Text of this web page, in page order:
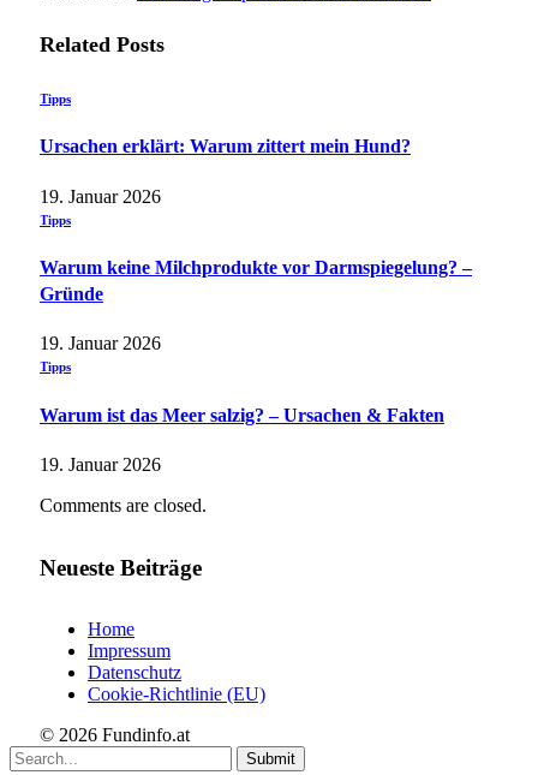
Related Posts
Tipps
Ursachen erklärt: Warum zittert mein Hund?
19. Januar 2026
Tipps
Warum keine Milchprodukte vor Darmspiegelung? –
Gründe
19. Januar 2026
Tipps
Warum ist das Meer salzig? – Ursachen & Fakten
19. Januar 2026
Comments are closed.
Neueste Beiträge
Home
Impressum
Datenschutz
Cookie-Richtlinie (EU)
© 2026 Fundinfo.at
Submit